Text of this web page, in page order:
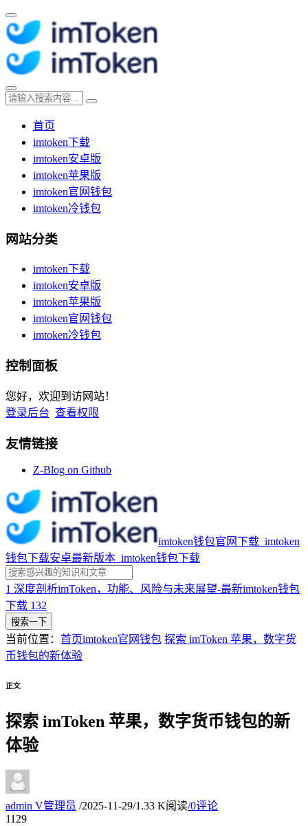
首页
imtoken下载
imtoken安卓版
imtoken苹果版
imtoken官网钱包
imtoken冷钱包
网站分类
imtoken下载
imtoken安卓版
imtoken苹果版
imtoken官网钱包
imtoken冷钱包
控制面板
您好，欢迎到访网站！
登录后台 查看权限
友情链接
Z-Blog on Github
imtoken钱包官网下载_imtoken
钱包下载安卓最新版本_imtoken钱包下载
1 深度剖析imToken，功能、风险与未来展望-最新imtoken钱包
下载 132
搜索一下
当前位置： 首页imtoken官网钱包 探索 imToken 苹果，数字货
币钱包的新体验
正文
探索 imToken 苹果，数字货币钱包的新
体验
admin V管理员 /2025-11-29/1.33 K阅读/0评论
11 29